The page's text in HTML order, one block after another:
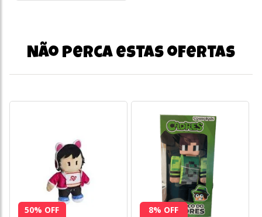
Não perca estas ofertas
50% OFF 8% OFF